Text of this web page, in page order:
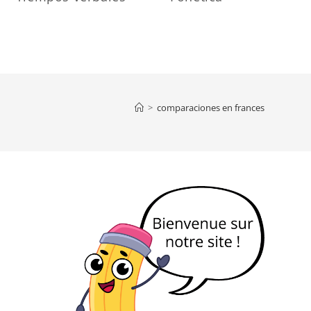
> comparaciones en frances